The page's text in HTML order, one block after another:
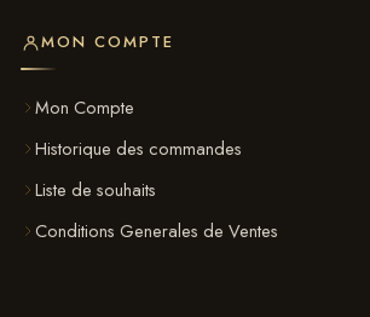
MON COMPTE
Mon Compte
Historique des commandes
Liste de souhaits
Conditions Generales de Ventes